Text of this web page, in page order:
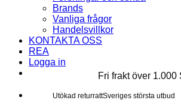
Brands
Vanliga frågor
Handelsvillkor
KONTAKTA OSS
REA
Logga in
Fri frakt över 1.000
Utökad returratt
Sveriges största
Utökad returrattSveriges största utbud